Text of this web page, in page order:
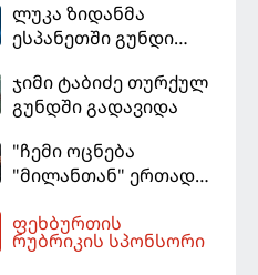
ლუკა ზიდანმა
ესპანეთში გუნდი
ჯიმი ტაბიძე თურქულ
გუნდში გადავიდა
"ჩემი ოცნება
"მილანთან" ერთად
მოდრიჩმა
"როსონერიში" თავის
ფეხბურთის
რუბრიკის სპონსორი